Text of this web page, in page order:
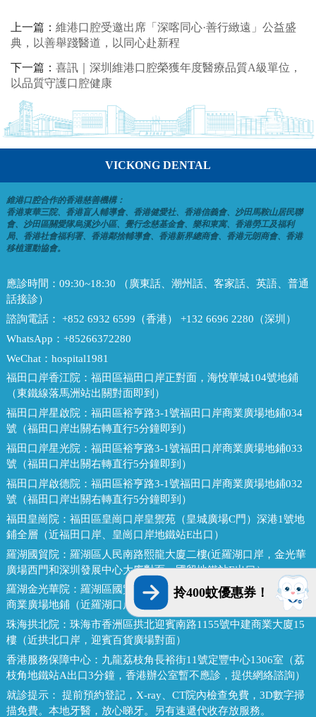
上一篇： 維港口腔受邀出席「深喀同心·善行緻遠」公益盛
典，以善舉踐醫道，以同心赴新程
下一篇： 喜訊｜深圳維港口腔榮獲年度醫療品質A級單位，
以品質守護口腔健康
VICKONG DENTAL
維港口腔合作的香港慈善機構：
香港東華三院、香港盲人輔導會、香港健愛社、香港信義會、沙田馬鞍山居民聯
會、沙田區關愛隊烏溪沙小區、覺行念慈基金會、樂和東寓、香港勞工及福利
局、香港社會福利署、香港鄰捨輔導會、香港新界總商會、香港元朗商會、香港
移植運動協會。
應診時間： 09:30~18:30 （廣東話、潮州話、客家話、英語、普通
話接診）
諮詢電話： +852 6932 6599（香港） +132 6696 2280（深圳）
WhatsApp： +85266372280
WeChat： hospital1981
福田口岸香江院： 福田區福田口岸正對面，海悅華城104號地鋪
（東鐵線落馬洲站出關對面即到）
福田口岸星啟院： 福田區裕亨路3-1號福田口岸商業廣場地鋪034
號（福田口岸出關右轉直行5分鐘即到）
福田口岸星光院： 福田區裕亨路3-1號福田口岸商業廣場地鋪033
號（福田口岸出關右轉直行5分鐘即到）
福田口岸啟德院： 福田區裕亨路3-1號福田口岸商業廣場地鋪032
號（福田口岸出關右轉直行5分鐘即到）
福田皇崗院： 福田區皇崗口岸皇禦苑（皇城廣場C門）深港1號地
鋪全層（近福田口岸、皇崗口岸地鐵站E出口）
羅湖國貿院： 羅湖區人民南路熙龍大廈二樓(近羅湖口岸，金光華
廣場西門和深圳發展中心大廈對面，國貿地鐵站E出口）
羅湖金光華院： 羅湖區國貿金光華廣場東二門對面，南湖路凱利
商業廣場地鋪（近羅湖口岸、國貿地鐵站B出口）
珠海拱北院： 珠海市香洲區拱北迎賓南路1155號中建商業大廈15
樓（近拱北口岸，迎賓百貨廣場對面）
香港服務保障中心： 九龍荔枝角長裕街11號定豐中心1306室（荔
枝角地鐵站A出口3分鐘，香港辦公室暫不應診，提供網絡諮詢）
就診提示： 提前預約登記，X-ray、CT院內檢查免費，3D數字掃
描免費。本地牙醫，放心睇牙。另有速遞代收存放服務。
拎400蚊優惠券！